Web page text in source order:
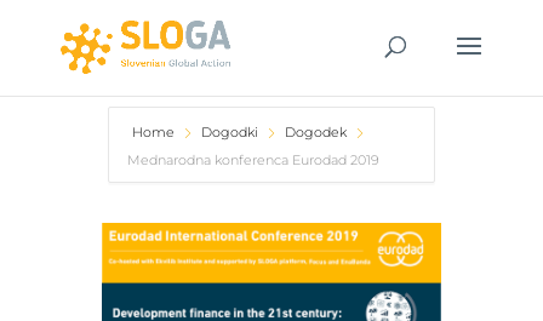
Home Dogodki
Dogodek
Mednarodna konferenca Eurodad 2019